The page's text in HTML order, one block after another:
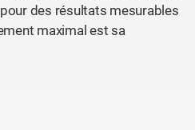
des résultats mesurables
maximal est sa